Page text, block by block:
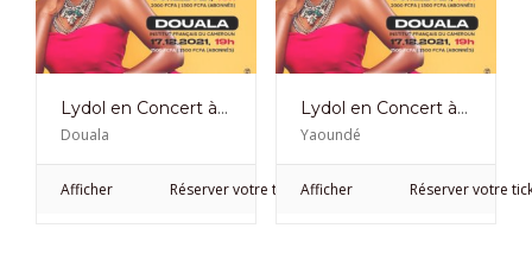
Lydol en Concert à l’Ifc de Douala le 17 Décembre 2021
Douala
Afficher Réserver votre ticket
Lydol en Concert à l’Ifc de Yaoundé le 09 Décembre 2021
Yaoundé
Afficher Réserver votre